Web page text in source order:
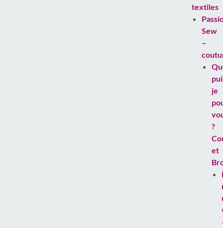
textiles
Sew
–
je
?
et